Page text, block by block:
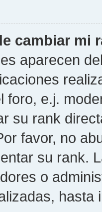
cambiar mi
aparecen
foro, e.j.
su rank
favor, no
su rank.
o
hasta